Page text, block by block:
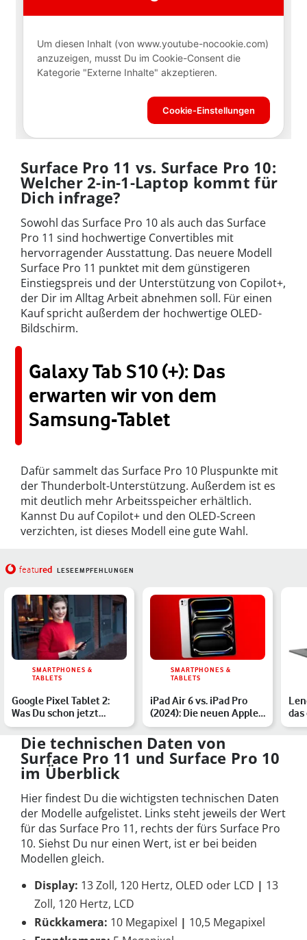
Surface Pro 11 vs. Surface Pro 10:
Welcher 2-in-1-Laptop kommt für
Dich infrage?
Sowohl das Surface Pro 10 als auch das Surface
Pro 11 sind hochwertige Convertibles mit
hervorragender Ausstattung. Das neuere Modell
Surface Pro 11 punktet mit dem günstigeren
Einstiegspreis und der Unterstützung von Copilot+,
der Dir im Alltag Arbeit abnehmen soll. Für einen
Kauf spricht außerdem der hochwertige OLED-
Bildschirm.
Galaxy Tab S10 (+): Das
erwarten wir von dem
Samsung-Tablet
Dafür sammelt das Surface Pro 10 Pluspunkte mit
der Thunderbolt-Unterstützung. Außerdem ist es
mit deutlich mehr Arbeitsspeicher erhältlich.
Kannst Du auf Copilot+ und den OLED-Screen
verzichten, ist dieses Modell eine gute Wahl.
featured LESEEMPFEHLUNGEN
SMARTPHONES &
TABLETS
Google Pixel Tablet 2:
Was Du schon jetzt
wissen musst
SMARTPHONES &
TABLETS
iPad Air 6 vs. iPad Pro
(2024): Die neuen Apple-
Tablets im Vergle…
mit
Die technischen Daten von
Surface Pro 11 und Surface Pro 10
im Überblick
Hier findest Du die wichtigsten technischen Daten
der Modelle aufgelistet. Links steht jeweils der Wert
für das Surface Pro 11, rechts der fürs Surface Pro
10. Siehst Du nur einen Wert, ist er bei beiden
Modellen gleich.
Display: 13 Zoll, 120 Hertz, OLED oder LCD | 13
Zoll, 120 Hertz, LCD
Rückkamera: 10 Megapixel | 10,5 Megapixel